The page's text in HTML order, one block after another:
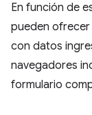
En función de
pueden
con datos
navegadores
formulario